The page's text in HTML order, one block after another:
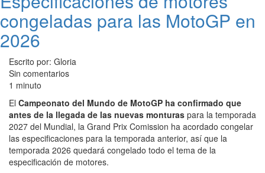
congeladas para las MotoGP en
2026
Escrito por: Gloria
Sin comentarios
1 minuto
El Campeonato del Mundo de MotoGP ha confirmado que
antes de la llegada de las nuevas monturas para la temporada
2027 del Mundial, la Grand Prix Comission ha acordado congelar
las especificaciones para la temporada anterior, así que la
temporada 2026 quedará congelado todo el tema de la
especificación de motores.